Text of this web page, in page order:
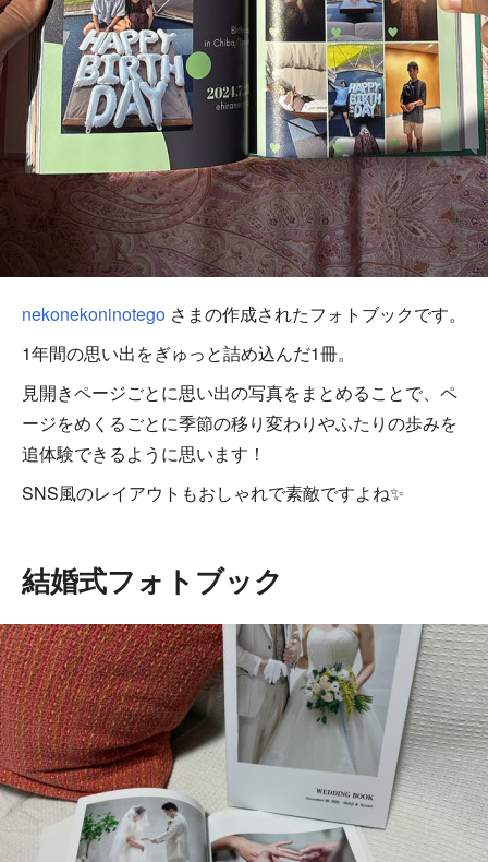
nekonekoninotego さまの作成されたフォトブックです。
1年間の思い出をぎゅっと詰め込んだ1冊。
見開きページごとに思い出の写真をまとめることで、ペ
ージをめくるごとに季節の移り変わりやふたりの歩みを
追体験できるように思います！
SNS風のレイアウトもおしゃれで素敵ですよね✨
結婚式フォトブック